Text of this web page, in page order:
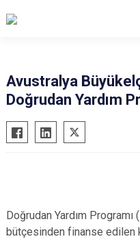
Avustralya
Doğrudan Yardım
Doğrudan Yardım Programı
bütçesinden finanse edilen